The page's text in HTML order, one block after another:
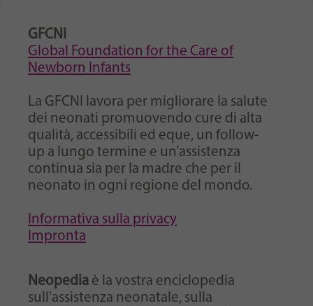
GFCNI
Global Foundation for the Care of
Newborn Infants
La GFCNI lavora per migliorare la salute
dei neonati promuovendo cure di alta
qualità, accessibili ed eque, un follow-
up a lungo termine e un’assistenza
continua sia per la madre che per il
neonato in ogni regione del mondo.
Informativa sulla privacy
Impronta
Neopedia è la vostra enciclopedia
sull'assistenza neonatale, sulla